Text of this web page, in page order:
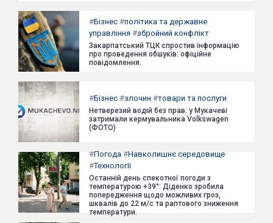
#Бізнес #політика та державне
управління #збройний конфлікт
Закарпатський ТЦК спростив інформацію
про проведення обшуків: офіційне
повідомлення.
#Бізнес #злочин #товари та послуги
Нетверезий водій без прав: у Мукачеві
затримали кермувальника Volkswagen
(ФОТО)
#Погода #Навколишнє середовище
#Технології
Останній день спекотної погоди з
температурою +39°: Діденко зробила
попередження щодо можливих гроз,
шквалів до 22 м/с та раптового зниження
температури.